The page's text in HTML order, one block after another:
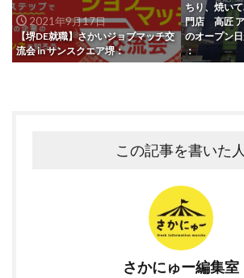
2021年9月17日
【堺DE就職】さかいジョブマッチ交
流会 in サンスクエア堺：
ちり、焼い
門店 高匠
のオープン
：
この記事を書いた人
さかにゅー編集室